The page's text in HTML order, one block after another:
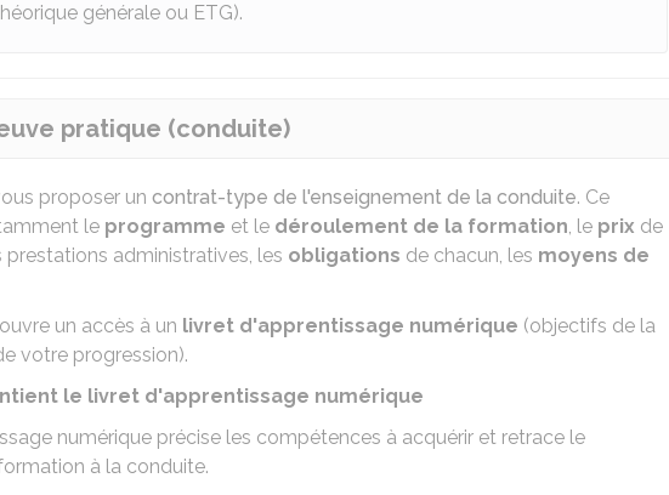
générale ou ETG).
pratique (conduite)
proposer un contrat-type de l'enseignement de la conduite. Ce
le programme et le déroulement de la formation, le prix de
administratives, les obligations de chacun, les moyens de
un accès à un livret d'apprentissage numérique (objectifs de la
votre progression).
le livret d'apprentissage numérique
numérique précise les compétences à acquérir et retrace le
à la conduite.